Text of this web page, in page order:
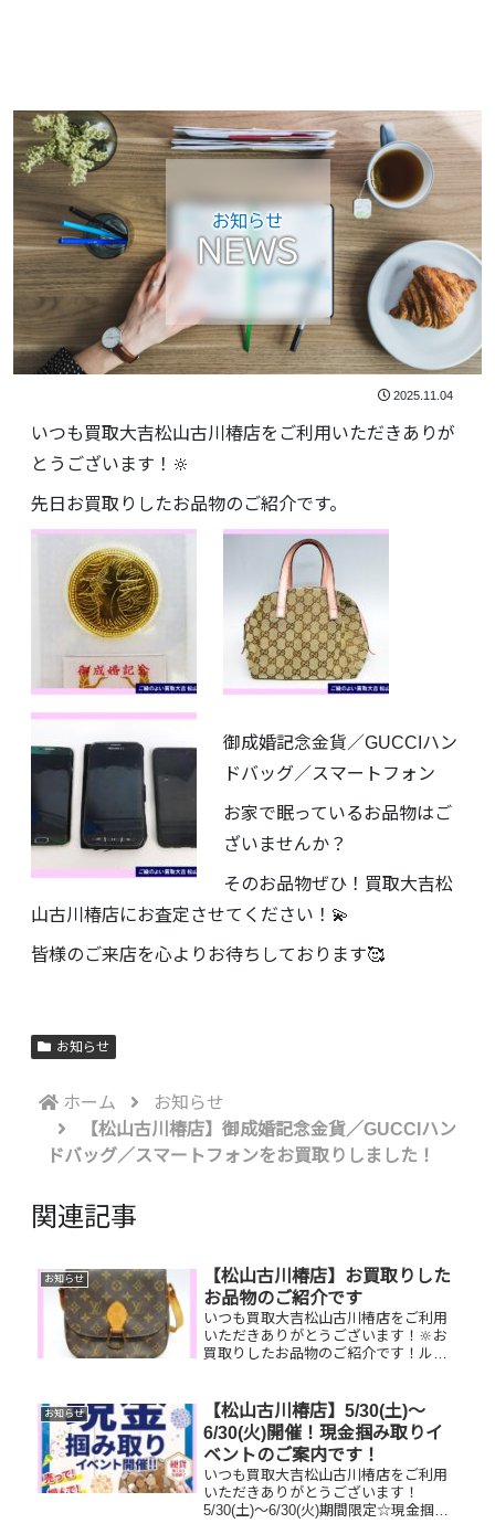
お知らせ
NEWS
2025.11.04
いつも買取大吉松山古川椿店をご利用いただきありが
とうございます！🔆
先日お買取りしたお品物のご紹介です。
御成婚記念金貨／GUCCIハン
ドバッグ／スマートフォン
お家で眠っているお品物はご
ざいませんか？
そのお品物ぜひ！買取大吉松
山古川椿店にお査定させてください！💫
皆様のご来店を心よりお待ちしております🥰
お知らせ
ホーム
お知らせ
【松山古川椿店】御成婚記念金貨／GUCCIハン
ドバッグ／スマートフォンをお買取りしました！
関連記事
お知らせ
【松山古川椿店】お買取りした
お品物のご紹介です
いつも買取大吉松山古川椿店をご利用
いただきありがとうございます！🔆お
買取りしたお品物のご紹介です！ルイ
物はございませんか？そのお品物ぜ
ひ！買取大吉松山古川椿店にお査定さ
せて...
お知らせ
【松山古川椿店】5/30(土)～
6/30(火)開催！現金掴み取りイ
ベントのご案内です！
いつも買取大吉松山古川椿店をご利用
いただきありがとうございます！
5/30(土)～6/30(火)期間限定☆現金掴み